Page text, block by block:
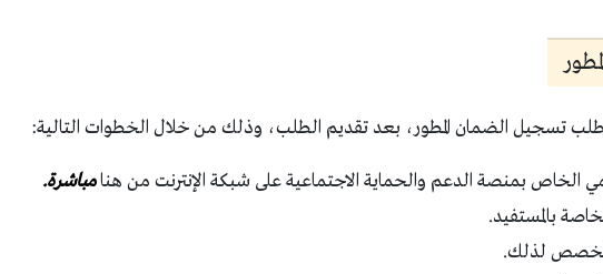
تسجيل الضمان المطور، بعد تقديم الطلب، وذلك من خلال الخطوات التالية:
الخاص بمنصة الدعم والحماية الاجتماعية على شبكة الإنترنت من هنامباشرة.
بالمستفيد.
المخصص لذلك.